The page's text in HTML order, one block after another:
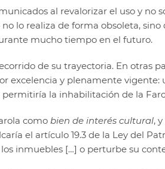
al revalorizar el uso y no
lo realiza de forma obsoleta, sino
mucho tiempo en el futuro.
de su trayectoria. En otras
excelencia y plenamente vigente:
la inhabilitación de la
como bien de interés cultural,
el artículo 19.3 de la Ley del
inmuebles […] o perturbe su